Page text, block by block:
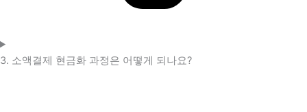
3. 소액결제 현금화 과정은 어떻게 되나요?